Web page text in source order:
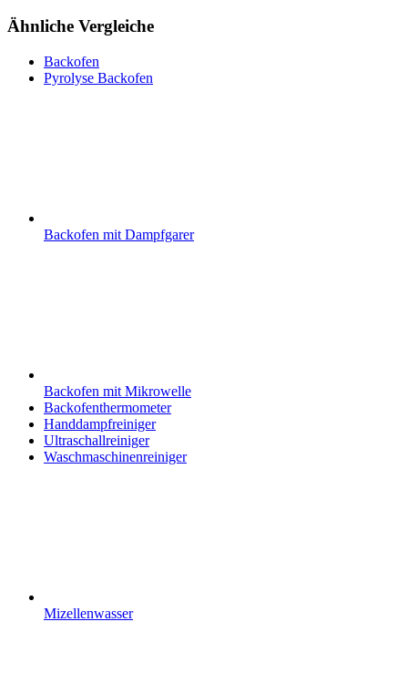
Ähnliche Vergleiche
Backofen
Pyrolyse Backofen
Backofen mit Dampfgarer
Backofen mit Mikrowelle
Backofenthermometer
Handdampfreiniger
Ultraschallreiniger
Waschmaschinenreiniger
Mizellenwasser